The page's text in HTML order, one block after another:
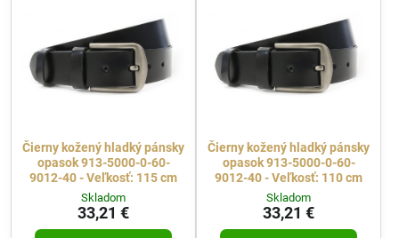
Čierny kožený hladký pánsky
opasok 913-5000-0-60-
9012-40 - Veľkosť: 115 cm
Skladom
33,21 €
Čierny kožený hladký pánsky
opasok 913-5000-0-60-
9012-40 - Veľkosť: 110 cm
Skladom
33,21 €